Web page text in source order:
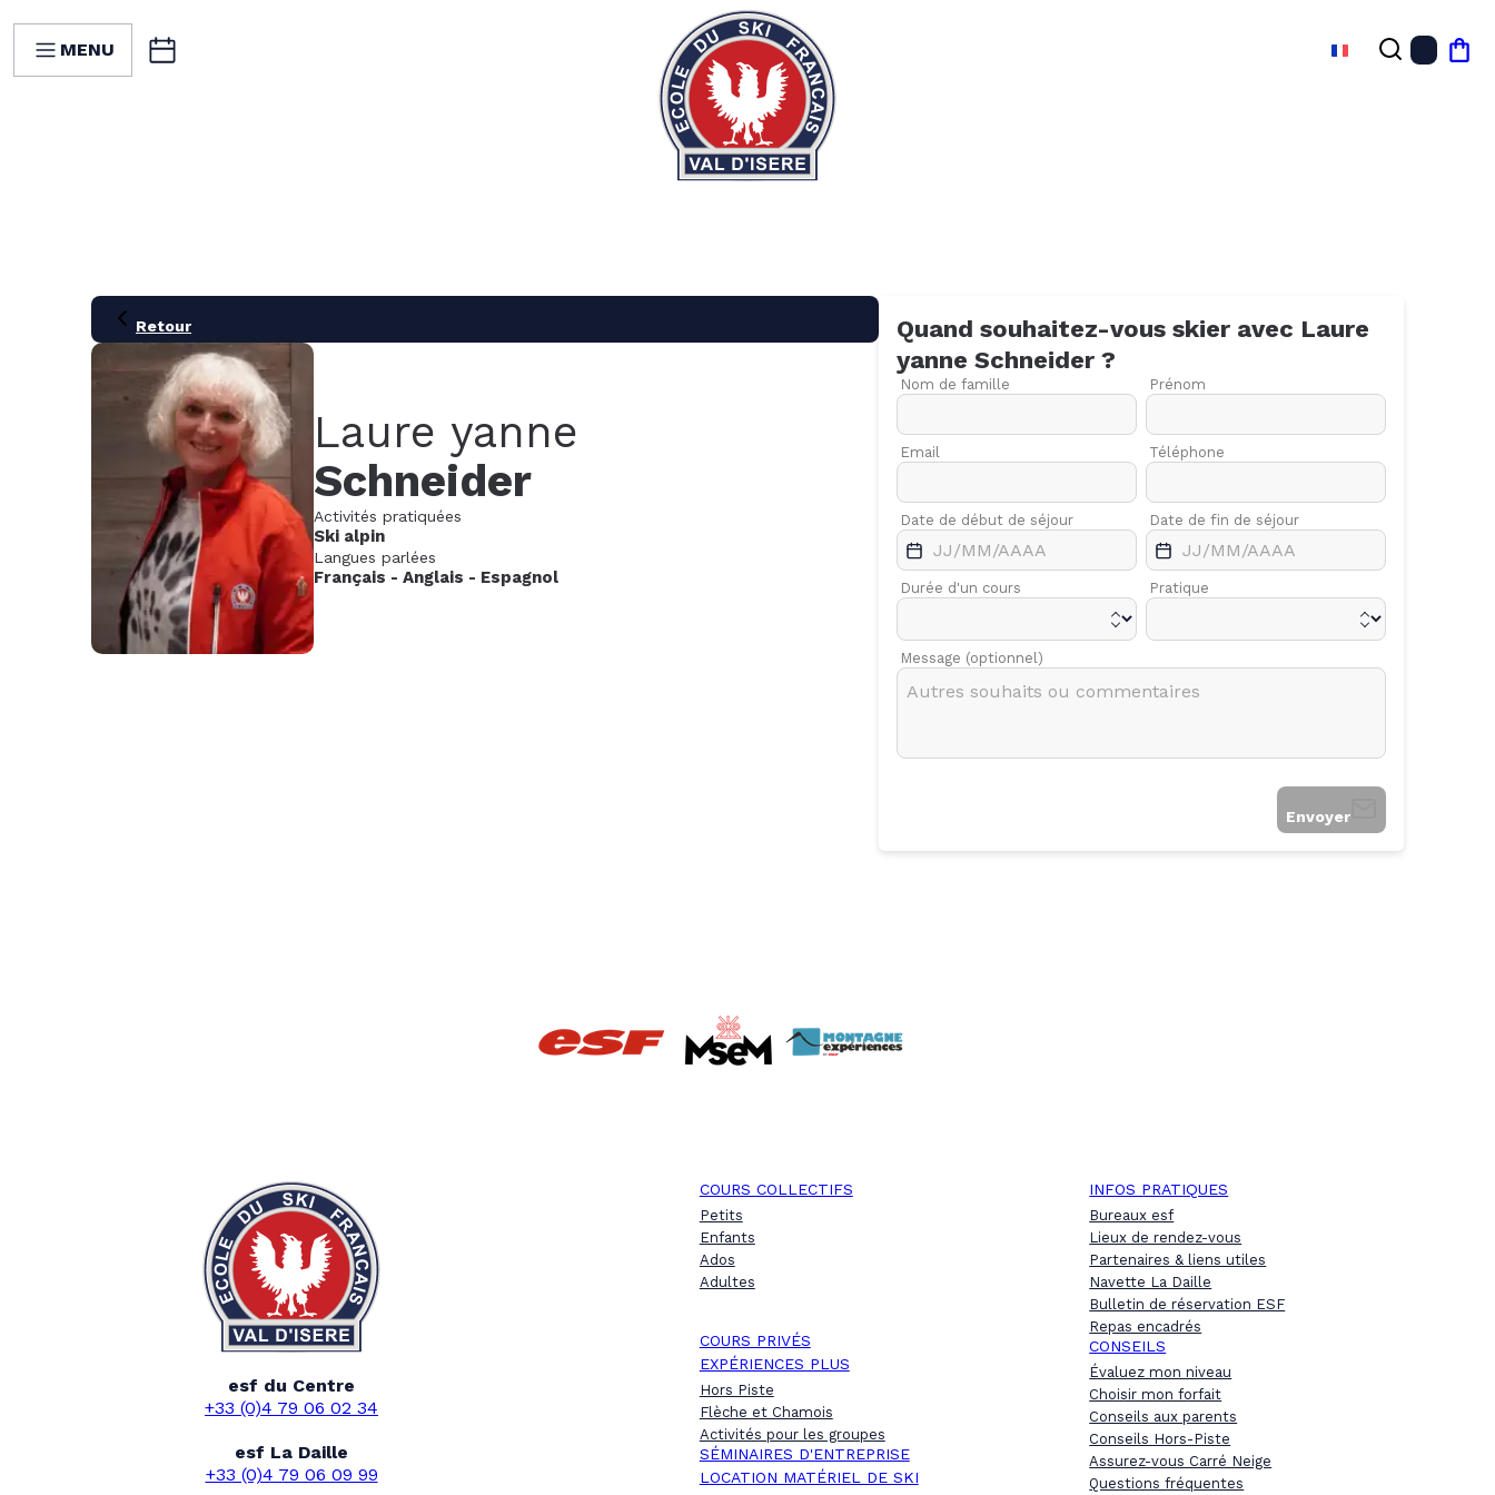
MENU
Retour
Laure yanne
Schneider
Activités pratiquées
Ski alpin
Langues parlées
Français - Anglais - Espagnol
Quand souhaitez-vous skier avec Laure
yanne Schneider ?
Nom de famille Prénom
Email Téléphone
Date de début de séjour Date de fin de séjour
Durée d'un cours Pratique
Message (optionnel)
Envoyer
21
Nov.
2026
28
Déc.
12 19 26 02 09
Avr.
17
Mai
esf du Centre
+33 (0)4 79 06 02 34
esf La Daille
+33 (0)4 79 06 09 99
COURS COLLECTIFS
Petits
Enfants
Ados
Adultes
COURS PRIVÉS
EXPÉRIENCES PLUS
Hors Piste
Flèche et Chamois
Activités pour les groupes
SÉMINAIRES D'ENTREPRISE
LOCATION MATÉRIEL DE SKI
INFOS PRATIQUES
Bureaux esf
Lieux de rendez-vous
Partenaires & liens utiles
Navette La Daille
Bulletin de réservation ESF
Repas encadrés
CONSEILS
Évaluez mon niveau
Choisir mon forfait
Conseils aux parents
Conseils Hors-Piste
Assurez-vous Carré Neige
Questions fréquentes